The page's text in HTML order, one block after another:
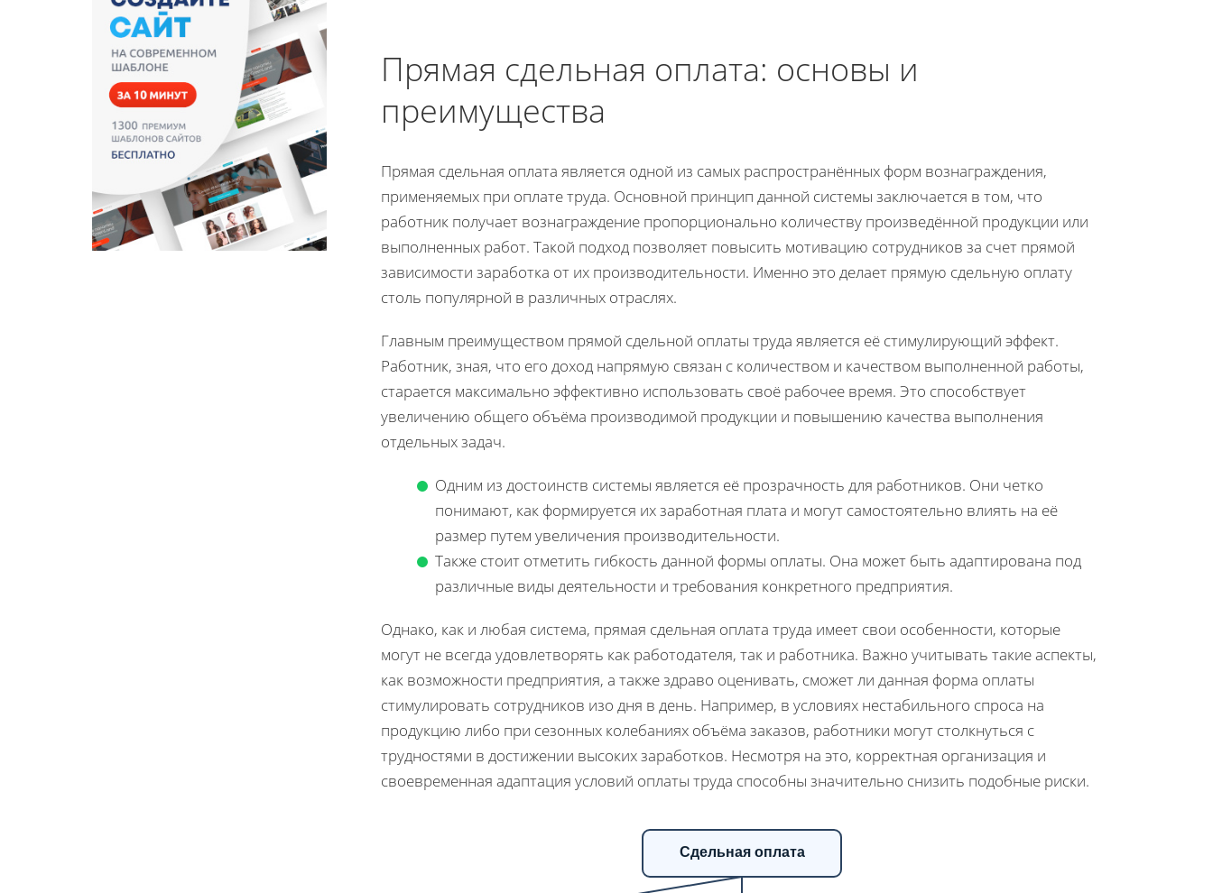
Прямая сдельная оплата: основы и
преимущества
Прямая сдельная оплата является одной из самых распространённых форм вознаграждения,
применяемых при оплате труда. Основной принцип данной системы заключается в том, что
работник получает вознаграждение пропорционально количеству произведённой продукции или
выполненных работ. Такой подход позволяет повысить мотивацию сотрудников за счет прямой
зависимости заработка от их производительности. Именно это делает прямую сдельную оплату
столь популярной в различных отраслях.
Главным преимуществом прямой сдельной оплаты труда является её стимулирующий эффект.
Работник, зная, что его доход напрямую связан с количеством и качеством выполненной работы,
старается максимально эффективно использовать своё рабочее время. Это способствует
увеличению общего объёма производимой продукции и повышению качества выполнения
отдельных задач.
Одним из достоинств системы является её прозрачность для работников. Они четко
понимают, как формируется их заработная плата и могут самостоятельно влиять на её
размер путем увеличения производительности.
Также стоит отметить гибкость данной формы оплаты. Она может быть адаптирована под
различные виды деятельности и требования конкретного предприятия.
Однако, как и любая система, прямая сдельная оплата труда имеет свои особенности, которые
могут не всегда удовлетворять как работодателя, так и работника. Важно учитывать такие аспекты,
как возможности предприятия, а также здраво оценивать, сможет ли данная форма оплаты
стимулировать сотрудников изо дня в день. Например, в условиях нестабильного спроса на
продукцию либо при сезонных колебаниях объёма заказов, работники могут столкнуться с
трудностями в достижении высоких заработков. Несмотря на это, корректная организация и
своевременная адаптация условий оплаты труда способны значительно снизить подобные риски.
Сдельная оплата